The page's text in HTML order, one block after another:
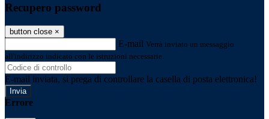
Recupero password
button close ×
E-mail Verrà inviato un messaggio
all'indirizzo indicato con le istruzioni necessarie.
E-mail inviata, si prega di controllare la casella di posta elettronica!
Errore